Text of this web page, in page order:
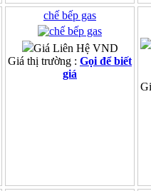
chế bếp gas
Giá Liên Hệ VND
Giá thị trường : Gọi để biết
giá